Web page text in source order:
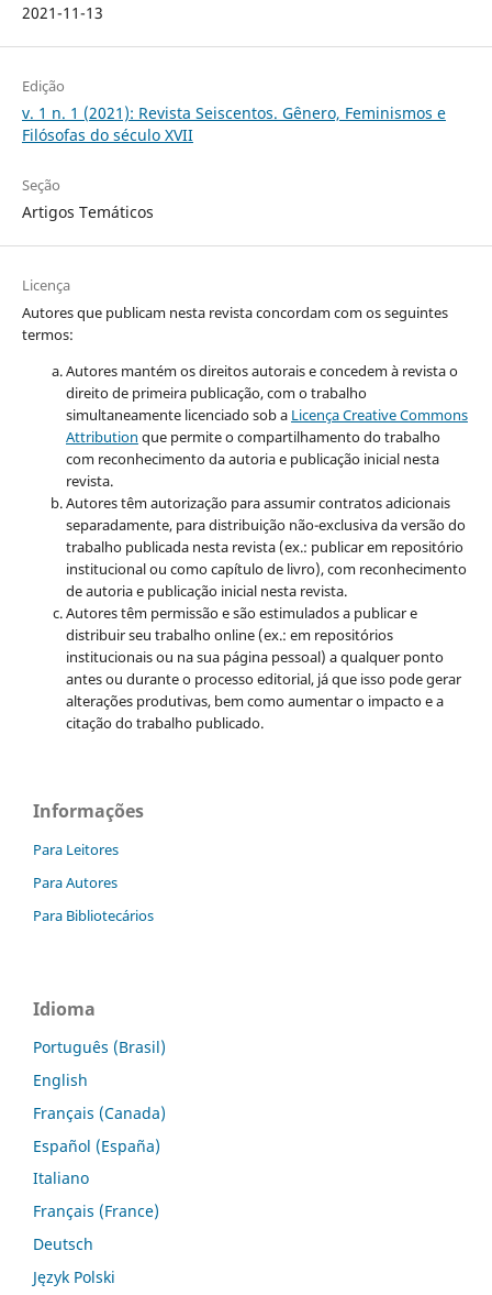
2021-11-13
Edição
v. 1 n. 1 (2021): Revista Seiscentos. Gênero, Feminismos e
Filósofas do século XVII
Seção
Artigos Temáticos
Licença
Autores que publicam nesta revista concordam com os seguintes
termos:
Autores mantém os direitos autorais e concedem à revista o
direito de primeira publicação, com o trabalho
simultaneamente licenciado sob a Licença Creative Commons
Attribution que permite o compartilhamento do trabalho
com reconhecimento da autoria e publicação inicial nesta
revista.
Autores têm autorização para assumir contratos adicionais
separadamente, para distribuição não-exclusiva da versão do
trabalho publicada nesta revista (ex.: publicar em repositório
institucional ou como capítulo de livro), com reconhecimento
de autoria e publicação inicial nesta revista.
Autores têm permissão e são estimulados a publicar e
distribuir seu trabalho online (ex.: em repositórios
institucionais ou na sua página pessoal) a qualquer ponto
antes ou durante o processo editorial, já que isso pode gerar
alterações produtivas, bem como aumentar o impacto e a
citação do trabalho publicado.
Informações
Para Leitores
Para Autores
Para Bibliotecários
Idioma
Português (Brasil)
English
Français (Canada)
Español (España)
Italiano
Français (France)
Deutsch
Język Polski